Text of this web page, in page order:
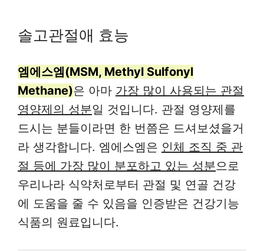
솔고관절애 효능
엠에스엠(MSM, Methyl Sulfonyl
Methane)은 아마 가장 많이 사용되는 관절
영양제의 성분일 것입니다. 관절 영양제를
드시는 분들이라면 한 번쯤은 드셔보셨을거
라 생각합니다. 엠에스엠은 인체 조직 중 관
절 등에 가장 많이 분포하고 있는 성분으로
우리나라 식약처로부터 관절 및 연골 건강
에 도움을 줄 수 있음을 인증받은 건강기능
식품의 원료입니다.